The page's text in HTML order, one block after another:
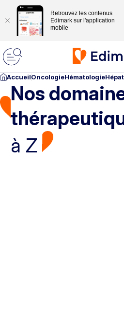
Retrouvez les contenus
Edimark sur l'application
mobile
AccueilOncologieHématologie
Nos
à Z